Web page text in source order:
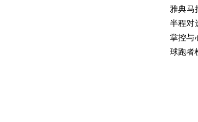
雅典马
半程对
掌控与
球跑者